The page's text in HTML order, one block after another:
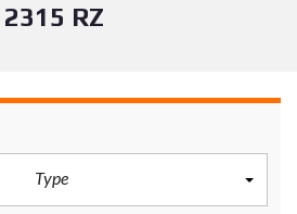
2315 RZ
Type